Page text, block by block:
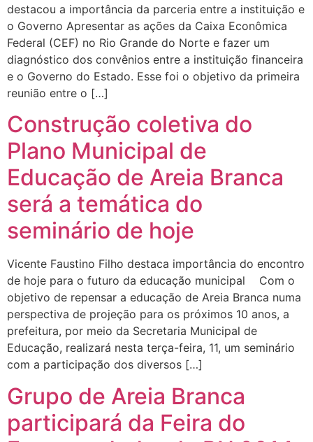
destacou a importância da parceria entre a instituição e
o Governo Apresentar as ações da Caixa Econômica
Federal (CEF) no Rio Grande do Norte e fazer um
diagnóstico dos convênios entre a instituição financeira
e o Governo do Estado. Esse foi o objetivo da primeira
reunião entre o […]
Construção coletiva do
Plano Municipal de
Educação de Areia Branca
será a temática do
seminário de hoje
Vicente Faustino Filho destaca importância do encontro
de hoje para o futuro da educação municipal Com o
objetivo de repensar a educação de Areia Branca numa
perspectiva de projeção para os próximos 10 anos, a
prefeitura, por meio da Secretaria Municipal de
Educação, realizará nesta terça-feira, 11, um seminário
com a participação dos diversos […]
Grupo de Areia Branca
participará da Feira do